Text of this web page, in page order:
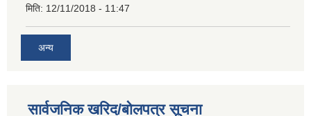
मिति: 12/11/2018 - 11:47
अन्य
सार्वजनिक खरिद/बोलपत्र सूचना